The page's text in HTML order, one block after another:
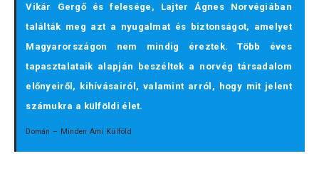
Vikár Gergő és felesége, Lajter Ágnes Norvégiában
találták meg azt a nyugalmat és biztonságot, amelyet
Magyarországon nem mindig éreztek. Több éves
tapasztalataik alapján beszéltek a norvég társadalom
előnyeiről, kihívásairól, valamint arról, hogy mit jelent
számukra a külföldi élet.
Domán – Minden Ami Külföld